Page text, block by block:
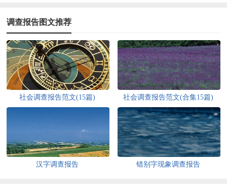
调查报告图文推荐
社会调查报告范文(15篇) 社会调查报告范文(合集15篇)
汉字调查报告 错别字现象调查报告